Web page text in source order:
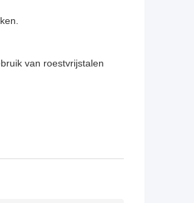
van roestvrijstalen